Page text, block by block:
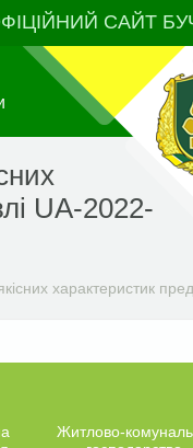
САЙТ
UA-2022-
характеристик
Житлово-